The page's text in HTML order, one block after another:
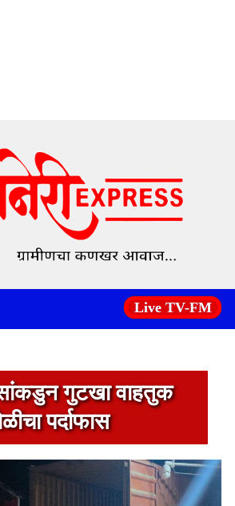
Live TV-FM
गुटखा वाहतुक
पर्दाफास